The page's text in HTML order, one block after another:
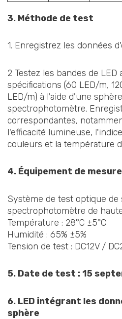
3. Méthode de test
1. Enregistrez les données
2 Testez les bandes de
spécifications (60 LED/m,
LED/m) à l'aide d'une
spectrophotomètre.
correspondantes,
l'efficacité lumineuse,
couleurs et la température
4. Équipement de
Système de test optique
spectrophotomètre de
Température : 28°C ±5°C
Humidité : 65% ±5%
Tension de test : DC12V /
5. Date de test : 15
6. LED intégrant les
sphère